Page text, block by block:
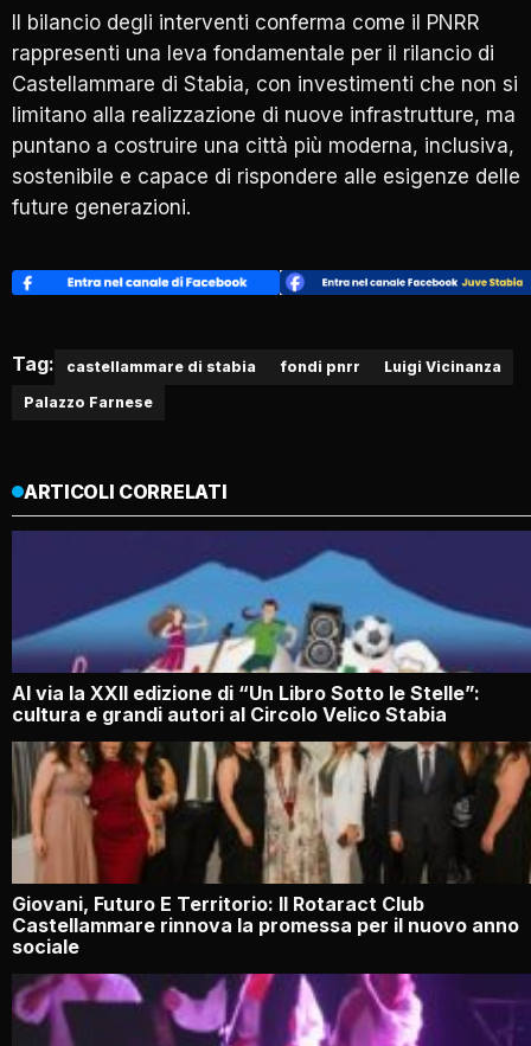
Il bilancio degli interventi conferma come il PNRR
rappresenti una leva fondamentale per il rilancio di
Castellammare di Stabia, con investimenti che non si
limitano alla realizzazione di nuove infrastrutture, ma
puntano a costruire una città più moderna, inclusiva,
sostenibile e capace di rispondere alle esigenze delle
future generazioni.
Tag: castellammare di stabia fondi pnrr
Luigi Vicinanza
Palazzo Farnese
ARTICOLI CORRELATI
Al via la XXII edizione di “Un Libro Sotto le Stelle”:
cultura e grandi autori al Circolo Velico Stabia
Giovani, Futuro E Territorio: Il Rotaract Club
Castellammare rinnova la promessa per il nuovo anno
sociale